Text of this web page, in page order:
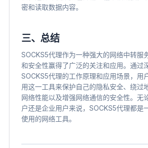
密和读取数据内容。
三、总结
SOCKS5代理作为一种强大的网络中转服
和安全性赢得了广泛的关注和应用。通过
SOCKS5代理的工作原理和应用场景，用
用这一工具来保护自己的隐私安全、绕过
网络性能以及增强网络通信的安全性。无
户还是企业用户来说，SOCKS5代理都是
使用的网络工具。